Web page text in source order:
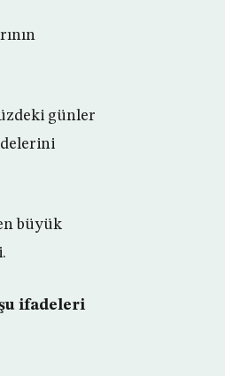
günler
büyük
ifadeleri